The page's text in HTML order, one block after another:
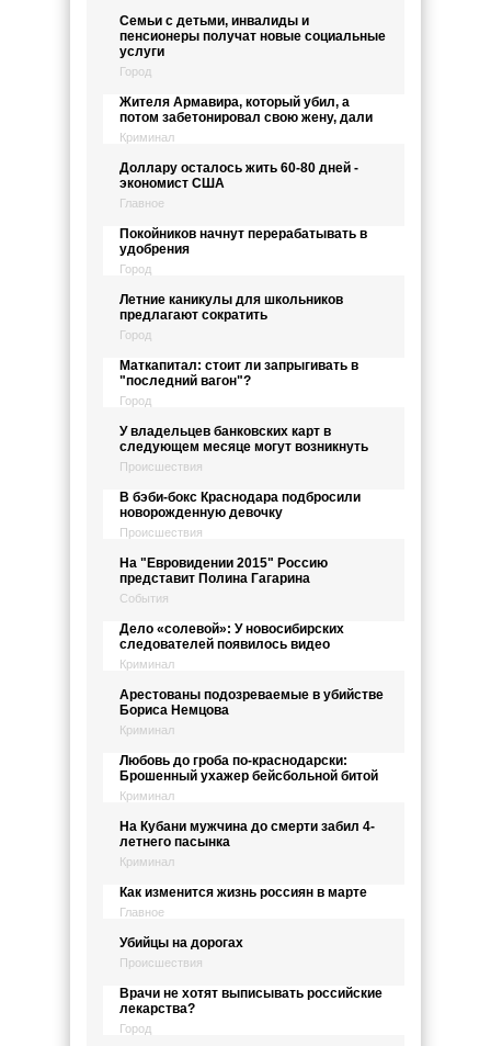
Семьи с детьми, инвалиды и
пенсионеры получат новые социальные
услуги
Город
Жителя Армавира, который убил, а
потом забетонировал свою жену, дали
Криминал
Доллару осталось жить 60-80 дней -
экономист США
Главное
Покойников начнут перерабатывать в
удобрения
Город
Летние каникулы для школьников
предлагают сократить
Город
Маткапитал: стоит ли запрыгивать в
"последний вагон"?
Город
У владельцев банковских карт в
следующем месяце могут возникнуть
Происшествия
В бэби-бокс Краснодара подбросили
новорожденную девочку
Происшествия
На "Евровидении 2015" Россию
представит Полина Гагарина
События
Дело «солевой»: У новосибирских
следователей появилось видео
Криминал
Арестованы подозреваемые в убийстве
Бориса Немцова
Криминал
Любовь до гроба по-краснодарски:
Брошенный ухажер бейсбольной битой
Криминал
На Кубани мужчина до смерти забил 4-
летнего пасынка
Криминал
Как изменится жизнь россиян в марте
Главное
Убийцы на дорогах
Происшествия
Врачи не хотят выписывать российские
лекарства?
Город